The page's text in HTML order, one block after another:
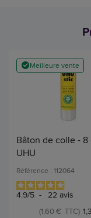
Meilleure vente
Bâton de colle - 8
UHU
Référence : 112064
4.9/5 - 22 avis
(1,60 € TTC)